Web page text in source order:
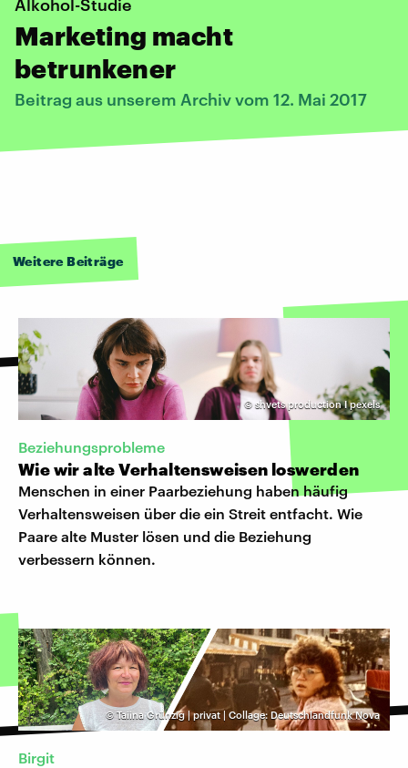
Alkohol-Studie
Marketing macht
betrunkener
Beitrag aus unserem Archiv vom 12. Mai 2017
Weitere Beiträge
© shvets production I pexels
Beziehungsprobleme
Wie wir alte Verhaltensweisen loswerden
Menschen in einer Paarbeziehung haben häufig
Verhaltensweisen über die ein Streit entfacht. Wie
Paare alte Muster lösen und die Beziehung
verbessern können.
© Taiina Grünzig | privat | Collage: Deutschlandfunk Nova
Birgit